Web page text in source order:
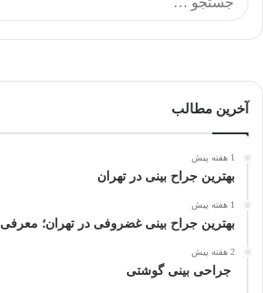
آخرین مطالب
1 هفته پیش
بهترین جراح بینی در تهران
1 هفته پیش
بهترین جراح بینی غضروفی در تهران؛ معرفی ۵ جراح منتخب
2 هفته پیش
جراحی بینی گوشتی